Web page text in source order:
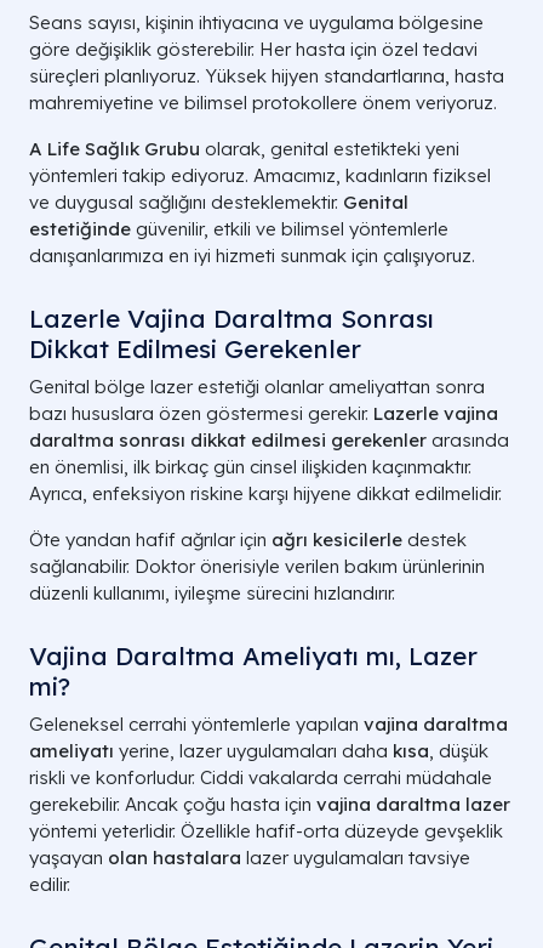
Seans sayısı, kişinin ihtiyacına ve uygulama bölgesine
göre değişiklik gösterebilir. Her hasta için özel tedavi
süreçleri planlıyoruz. Yüksek hijyen standartlarına, hasta
mahremiyetine ve bilimsel protokollere önem veriyoruz.
A Life Sağlık Grubu olarak, genital estetikteki yeni
yöntemleri takip ediyoruz. Amacımız, kadınların fiziksel
ve duygusal sağlığını desteklemektir. Genital
estetiğinde güvenilir, etkili ve bilimsel yöntemlerle
danışanlarımıza en iyi hizmeti sunmak için çalışıyoruz.
Lazerle Vajina Daraltma Sonrası
Dikkat Edilmesi Gerekenler
Genital bölge lazer estetiği olanlar ameliyattan sonra
bazı hususlara özen göstermesi gerekir. Lazerle vajina
daraltma sonrası dikkat edilmesi gerekenler arasında
en önemlisi, ilk birkaç gün cinsel ilişkiden kaçınmaktır.
Ayrıca, enfeksiyon riskine karşı hijyene dikkat edilmelidir.
Öte yandan hafif ağrılar için ağrı kesicilerle destek
sağlanabilir. Doktor önerisiyle verilen bakım ürünlerinin
düzenli kullanımı, iyileşme sürecini hızlandırır.
Vajina Daraltma Ameliyatı mı, Lazer
mi?
Geleneksel cerrahi yöntemlerle yapılan vajina daraltma
ameliyatı yerine, lazer uygulamaları daha kısa , düşük
riskli ve konforludur. Ciddi vakalarda cerrahi müdahale
gerekebilir. Ancak çoğu hasta için vajina daraltma lazer
yöntemi yeterlidir. Özellikle hafif-orta düzeyde gevşeklik
yaşayan olan hastalara lazer uygulamaları tavsiye
edilir.